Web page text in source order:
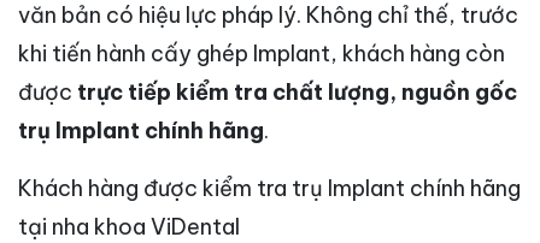
văn bản có hiệu lực pháp lý. Không chỉ thế, trước
khi tiến hành cấy ghép Implant, khách hàng còn
được trực tiếp kiểm tra chất lượng, nguồn gốc
trụ Implant chính hãng.
Khách hàng được kiểm tra trụ Implant chính hãng
tại nha khoa ViDental